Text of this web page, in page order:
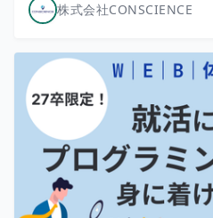
株式会社CONSCIENCE